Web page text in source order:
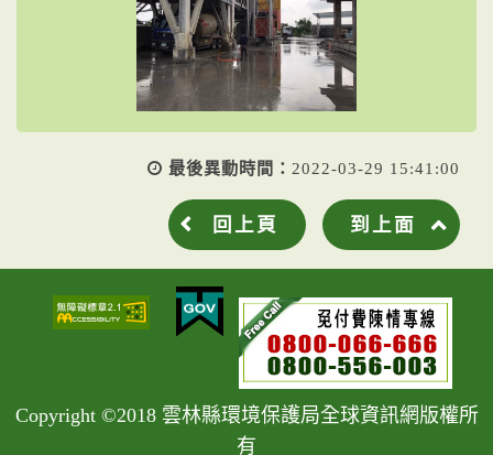
最後異動時間： 2022-03-29 15:41:00
回上頁 到上面
Copyright ©2018 雲林縣環境保護局全球資訊網版權所
有